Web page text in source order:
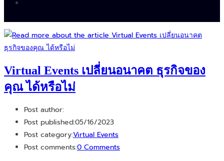
Virtual Events เปลี่ยนอนาคต ธุรกิจของ
คุณ ได้หรือไม่
Post author:
Post published:05/16/2023
Post category:Virtual Events
Post comments:0 Comments